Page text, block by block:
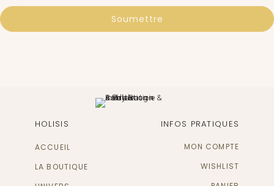
HOLISIS
ACCUEIL
LA BOUTIQUE
INFOS PRATIQUES
MON COMPTE
WISHLIST